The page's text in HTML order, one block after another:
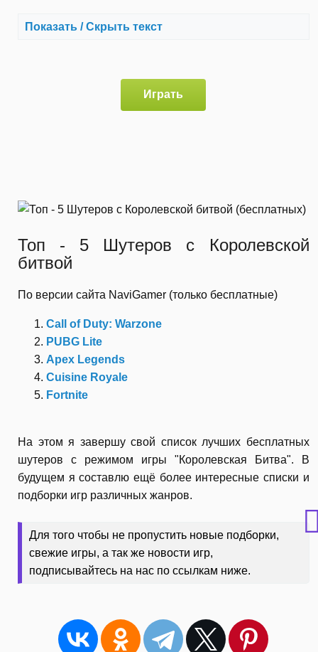
Показать / Скрыть текст
Играть
Топ - 5 Шутеров с Королевской
битвой
По версии сайта NaviGamer (только бесплатные)
Call of Duty: Warzone
PUBG Lite
Apex Legends
Cuisine Royale
Fortnite
На этом я завершу свой список лучших бесплатных
шутеров с режимом игры "Королевская Битва". В
будущем я составлю ещё более интересные списки и
подборки игр различных жанров.
Для того чтобы не пропустить новые подборки,
свежие игры, а так же новости игр,
подписывайтесь на нас по ссылкам ниже.